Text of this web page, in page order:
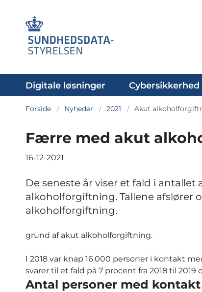
Digitale løsninger Cybersikkerhed
Forside Nyheder 2021 Akut
Færre med akut
16-12-2021
De seneste år viser et fald i
alkoholforgiftning. Tallene afslører
alkoholforgiftning.
grund af akut alkoholforgiftning.
I 2018 var knap 16.000 personer i kontakt
svarer til et fald på 7 procent fra 2018 til 2019
Antal personer med